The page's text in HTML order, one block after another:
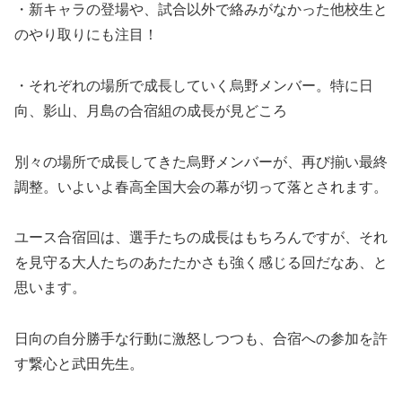
・新キャラの登場や、試合以外で絡みがなかった他校生と
のやり取りにも注目！
・それぞれの場所で成長していく烏野メンバー。特に日
向、影山、月島の合宿組の成長が見どころ
別々の場所で成長してきた烏野メンバーが、再び揃い最終
調整。いよいよ春高全国大会の幕が切って落とされます。
ユース合宿回は、選手たちの成長はもちろんですが、それ
を見守る大人たちのあたたかさも強く感じる回だなあ、と
思います。
日向の自分勝手な行動に激怒しつつも、合宿への参加を許
す繋心と武田先生。